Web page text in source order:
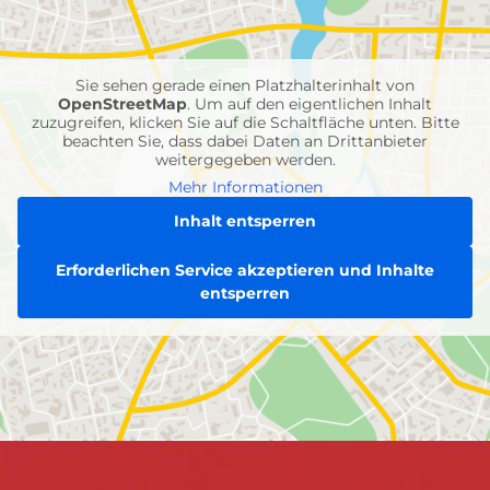
Feuerwehr-
Einheiten
Sie sehen gerade einen Platzhalterinhalt von
OpenStreetMap. Um auf den eigentlichen Inhalt
zuzugreifen, klicken Sie auf die Schaltfläche unten. Bitte
beachten Sie, dass dabei Daten an Drittanbieter
weitergegeben werden.
Mehr Informationen
Inhalt entsperren
Erforderlichen Service akzeptieren und Inhalte
entsperren